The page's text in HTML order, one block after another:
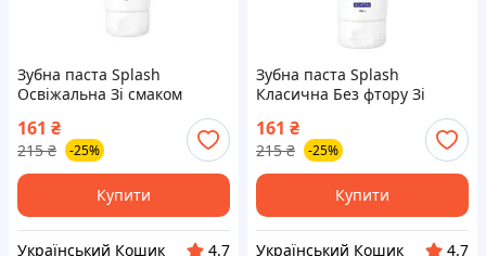
Зубна паста Splash
Освіжальна Зі смаком
(4820266832445)
161 ₴
215 ₴ -25%
Купити
Український Кошик
4.7
Зубна паста Splash
Класична Без фтору Зі
смаком свіжої м&apos;яти
100 г (4820266833206)
161 ₴
215 ₴ -25%
Купити
Український Кошик
4.7